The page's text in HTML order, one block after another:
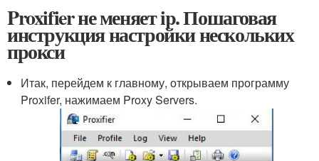
Proxifier не меняет ip. Пошаговая
инструкция настройки нескольких
прокси
Итак, перейдем к главному, открываем программу
Proxifer, нажимаем Proxy Servers.